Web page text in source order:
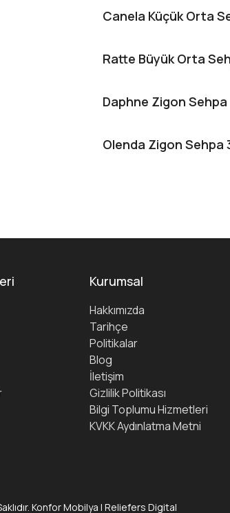
Canela Küçük Orta
Ratte Büyük Orta
Daphne Zigon Sehpa
Olenda Zigon Sehpa
Kurumsal
Hakkımızda
Tarihçe
Politikalar
Blog
İletişim
Gizlilik Politikası
Bilgi Toplumu Hizmetleri
KVKK Aydınlatma Metni
Konfor Mobilya | Reliefers Digital